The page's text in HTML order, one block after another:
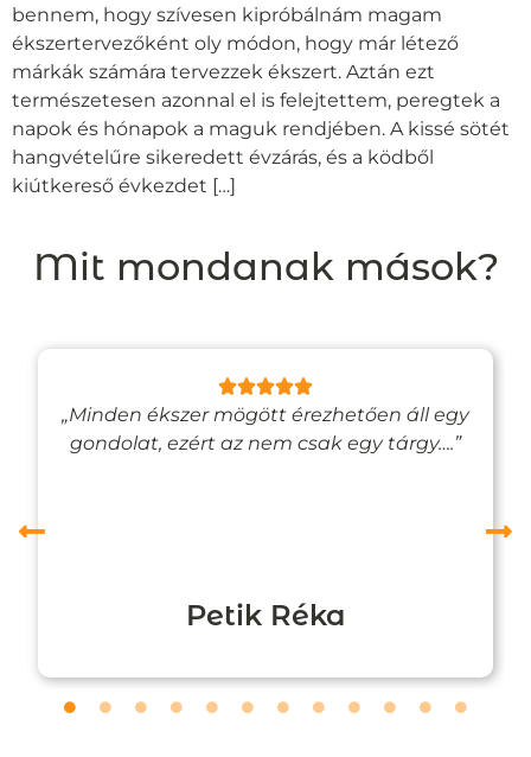
bennem, hogy szívesen kipróbálnám magam
ékszertervezőként oly módon, hogy már létező
márkák számára tervezzek ékszert. Aztán ezt
természetesen azonnal el is felejtettem, peregtek a
napok és hónapok a maguk rendjében. A kissé sötét
hangvételűre sikeredett évzárás, és a ködből
kiútkereső évkezdet […]
Mit mondanak mások?
„Minden ékszer mögött érezhetően áll egy
gondolat, ezért az nem csak egy tárgy….”
Petik Réka